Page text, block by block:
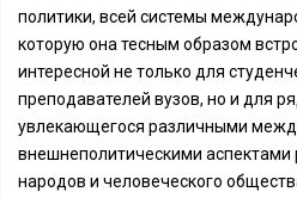
политики, всей системы
которую она тесным образом
интересной не только для
преподавателей вузов, но и для
увлекающегося различными
внешнеполитическими аспектами
народов и человеческого